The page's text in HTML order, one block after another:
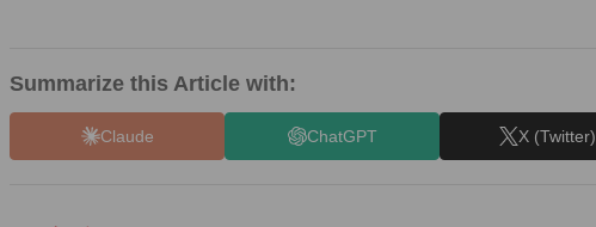
Summarize this Article with:
Claude ChatGPT X (Twitter)